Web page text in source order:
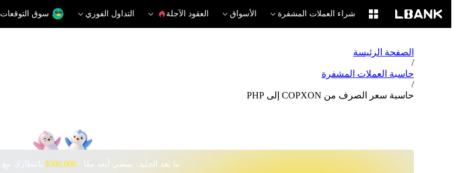
شراء العملات المشفرة الأسواق العقود الآجلة التداول الفوري سوق التوقعات
الصفحة الرئيسة
/
حاسبة العملات المشفرة
/
حاسبة سعر الصرف من COPXON إلى PHP
ما بعد الجليد، نمضي أبعد معًا · ‎$500,000 بانتظارك مع Pudgy Penguins